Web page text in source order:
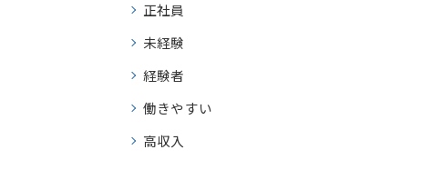
正社員
未経験
経験者
働きやすい
高収入